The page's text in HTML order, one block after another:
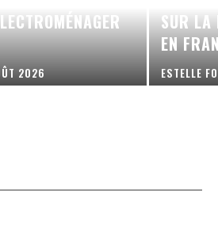
2026
SUR LA
EN
ESTELLE